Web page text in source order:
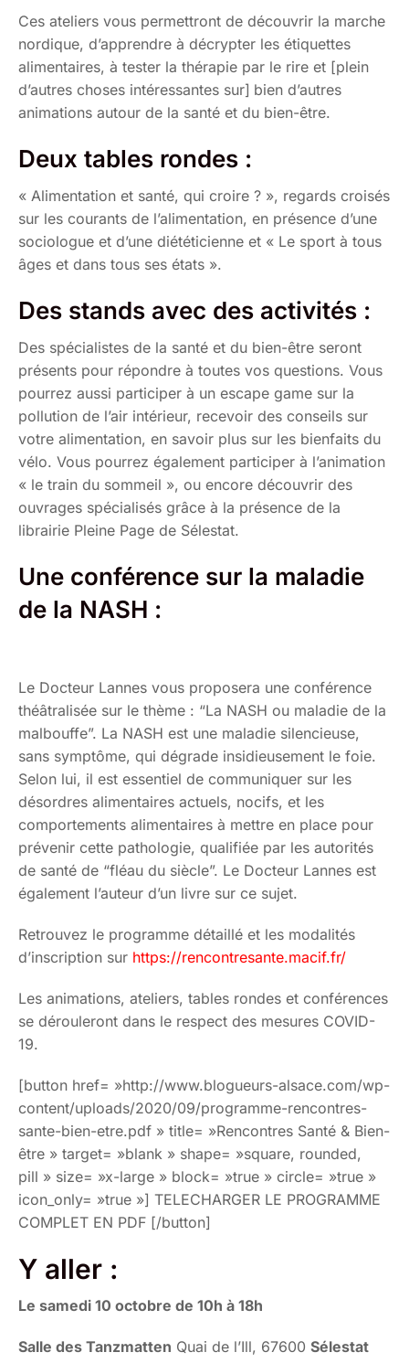
Ces ateliers vous permettront de découvrir la marche
nordique, d’apprendre à décrypter les étiquettes
alimentaires, à tester la thérapie par le rire et [plein
d’autres choses intéressantes sur] bien d’autres
animations autour de la santé et du bien-être.
Deux tables rondes :
« Alimentation et santé, qui croire ? », regards croisés
sur les courants de l’alimentation, en présence d’une
sociologue et d’une diététicienne et « Le sport à tous
âges et dans tous ses états ».
Des stands avec des activités :
Des spécialistes de la santé et du bien-être seront
présents pour répondre à toutes vos questions. Vous
pourrez aussi participer à un escape game sur la
pollution de l’air intérieur, recevoir des conseils sur
votre alimentation, en savoir plus sur les bienfaits du
vélo. Vous pourrez également participer à l’animation
« le train du sommeil », ou encore découvrir des
ouvrages spécialisés grâce à la présence de la
librairie Pleine Page de Sélestat.
Une conférence sur la maladie
de la NASH :
Le Docteur Lannes vous proposera une conférence
théâtralisée sur le thème : “La NASH ou maladie de la
malbouffe”. La NASH est une maladie silencieuse,
sans symptôme, qui dégrade insidieusement le foie.
Selon lui, il est essentiel de communiquer sur les
désordres alimentaires actuels, nocifs, et les
comportements alimentaires à mettre en place pour
prévenir cette pathologie, qualifiée par les autorités
de santé de “fléau du siècle”. Le Docteur Lannes est
également l’auteur d’un livre sur ce sujet.
Retrouvez le programme détaillé et les modalités
d’inscription sur https://rencontresante.macif.fr/
Les animations, ateliers, tables rondes et conférences
se dérouleront dans le respect des mesures COVID-
19.
[button href= »http://www.blogueurs-alsace.com/wp-
content/uploads/2020/09/programme-rencontres-
sante-bien-etre.pdf » title= »Rencontres Santé & Bien-
être » target= »blank » shape= »square, rounded,
pill » size= »x-large » block= »true » circle= »true »
icon_only= »true »] TELECHARGER LE PROGRAMME
COMPLET EN PDF [/button]
Y aller :
Le samedi 10 octobre de 10h à 18h
Salle des Tanzmatten Quai de l’Ill, 67600 Sélestat